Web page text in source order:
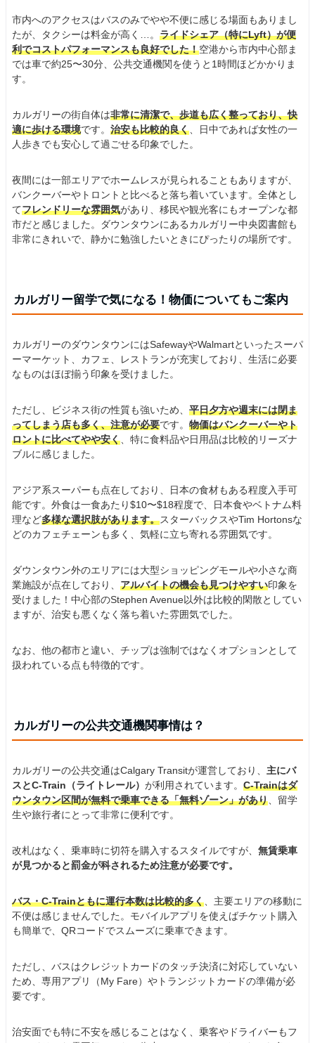
市内へのアクセスはバスのみでやや不便に感じる場面もありまし
たが、タクシーは料金が高く…。 ライドシェア（特にLyft）が便
利でコストパフォーマンスも良好でした！空港から市内中心部ま
では車で約25〜30分、公共交通機関を使うと1時間ほどかかりま
す。
カルガリーの街自体は非常に清潔で、歩道も広く整っており、快
適に歩ける環境です。 治安も比較的良く、日中であれば女性の一
人歩きでも安心して過ごせる印象でした。
夜間には一部エリアでホームレスが見られることもありますが、
バンクーバーやトロントと比べると落ち着いています。全体とし
てフレンドリーな雰囲気があり、移民や観光客にもオープンな都
市だと感じました。ダウンタウンにあるカルガリー中央図書館も
非常にきれいで、静かに勉強したいときにぴったりの場所です。
カルガリー留学で気になる！物価についてもご案内
カルガリーのダウンタウンにはSafewayやWalmartといったスーパ
ーマーケット、カフェ、レストランが充実しており、生活に必要
なものはほぼ揃う印象を受けました。
ただし、ビジネス街の性質も強いため、 平日夕方や週末には閉ま
ってしまう店も多く、注意が必要です。 物価はバンクーバーやト
ロントに比べてやや安く、特に食料品や日用品は比較的リーズナ
ブルに感じました。
アジア系スーパーも点在しており、日本の食材もある程度入手可
能です。外食は一食あたり$10〜$18程度で、日本食やベトナム料
理など多様な選択肢があります。スターバックスやTim Hortonsな
どのカフェチェーンも多く、気軽に立ち寄れる雰囲気です。
ダウンタウン外のエリアには大型ショッピングモールや小さな商
業施設が点在しており、 アルバイトの機会も見つけやすい印象を
受けました！中心部のStephen Avenue以外は比較的閑散としてい
ますが、治安も悪くなく落ち着いた雰囲気でした。
なお、他の都市と違い、チップは強制ではなくオプションとして
扱われている点も特徴的です。
カルガリーの公共交通機関事情は？
カルガリーの公共交通はCalgary Transitが運営しており、 主にバ
スとC-Train（ライトレール） が利用されています。 C-Trainはダ
ウンタウン区間が無料で乗車できる「無料ゾーン」があり、留学
生や旅行者にとって非常に便利です。
改札はなく、乗車時に切符を購入するスタイルですが、 無賃乗車
が見つかると罰金が科されるため注意が必要です。
バス・C-Trainともに運行本数は比較的多く、主要エリアの移動に
不便は感じませんでした。モバイルアプリを使えばチケット購入
も簡単で、QRコードでスムーズに乗車できます。
ただし、バスはクレジットカードのタッチ決済に対応していない
ため、専用アプリ（My Fare）やトランジットカードの準備が必
要です。
治安面でも特に不安を感じることはなく、乗客やドライバーもフ